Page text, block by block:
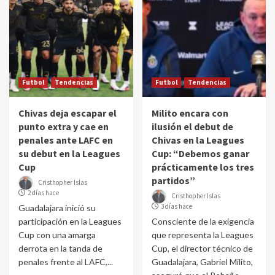
Futbol Tendencias
Chivas deja escapar el
punto extra y cae en
penales ante LAFC en
su debut en la Leagues
Cup
Cristhopher Islas
2 días hace
Guadalajara inició su
participación en la Leagues
Cup con una amarga
derrota en la tanda de
penales frente al LAFC,...
Futbol Tendencias
Milito encara con
ilusión el debut de
Chivas en la Leagues
Cup: “Debemos ganar
prácticamente los tres
partidos”
Cristhopher Islas
3 días hace
Consciente de la exigencia
que representa la Leagues
Cup, el director técnico de
Guadalajara, Gabriel Milito,